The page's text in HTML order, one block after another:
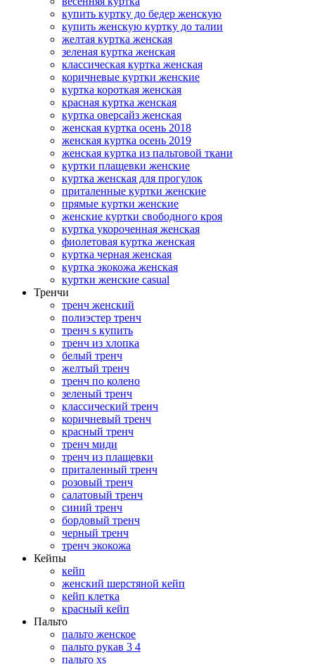
купить куртку до бедер женскую
купить женскую куртку до талии
желтая куртка женская
зеленая куртка женская
классическая куртка женская
коричневые куртки женские
куртка короткая женская
красная куртка женская
куртка оверсайз женская
женская куртка осень 2018
женская куртка осень 2019
женская куртка из пальтовой ткани
куртки плащевки женские
куртка женская для прогулок
приталенные куртки женские
прямые куртки женские
женские куртки свободного кроя
куртка укороченная женская
фиолетовая куртка женская
куртка черная женская
куртка экокожа женская
куртки женские casual
Тренчи
тренч женский
полиэстер тренч
тренч s купить
тренч из хлопка
белый тренч
желтый тренч
тренч по колено
зеленый тренч
классический тренч
коричневый тренч
красный тренч
тренч миди
тренч из плащевки
приталенный тренч
розовый тренч
салатовый тренч
синий тренч
бордовый тренч
черный тренч
тренч экокожа
Кейпы
кейп
женский шерстяной кейп
кейп клетка
красный кейп
Пальто
пальто женское
пальто рукав 3 4
пальто xs